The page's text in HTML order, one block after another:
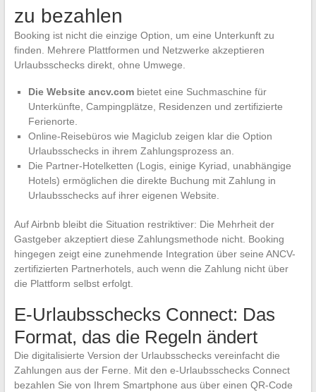
zu bezahlen
Booking ist nicht die einzige Option, um eine Unterkunft zu
finden. Mehrere Plattformen und Netzwerke akzeptieren
Urlaubsschecks direkt, ohne Umwege.
Die Website ancv.combietet eine Suchmaschine für
Unterkünfte, Campingplätze, Residenzen und zertifizierte
Ferienorte.
Online-Reisebüros wie Magiclub zeigen klar die Option
Urlaubsschecks in ihrem Zahlungsprozess an.
Die Partner-Hotelketten (Logis, einige Kyriad, unabhängige
Hotels) ermöglichen die direkte Buchung mit Zahlung in
Urlaubsschecks auf ihrer eigenen Website.
Auf Airbnb bleibt die Situation restriktiver: Die Mehrheit der
Gastgeber akzeptiert diese Zahlungsmethode nicht. Booking
hingegen zeigt eine zunehmende Integration über seine ANCV-
zertifizierten Partnerhotels, auch wenn die Zahlung nicht über
die Plattform selbst erfolgt.
E-Urlaubsschecks Connect: Das
Format, das die Regeln ändert
Die digitalisierte Version der Urlaubsschecks vereinfacht die
Zahlungen aus der Ferne. Mit den e-Urlaubsschecks Connect
bezahlen Sie von Ihrem Smartphone aus über einen QR-Code